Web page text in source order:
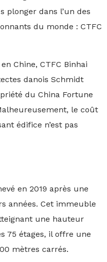
plonger dans l’un des
du monde : CTFC
Chine, CTFC Binhai
danois Schmidt
du China Fortune
le coût
édifice n’est pas
en 2019 après une
années. Cet immeuble
une hauteur
75 étages, il offre une
mètres carrés.